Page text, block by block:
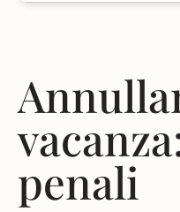
penali